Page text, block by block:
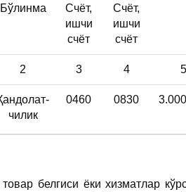
Бўлинма
Счёт,
ишчи
счёт
Счёт,
ишчи
счёт
2 3 4 5
чилик
0460 0830
белгиси ёки хизматлар